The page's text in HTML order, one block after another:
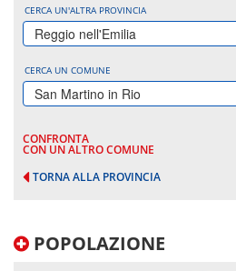
CERCA UN'ALTRA PROVINCIA
Reggio nell'Emilia
CERCA UN COMUNE
San Martino in Rio
CONFRONTA
CON UN ALTRO COMUNE
TORNA ALLA PROVINCIA
POPOLAZIONE